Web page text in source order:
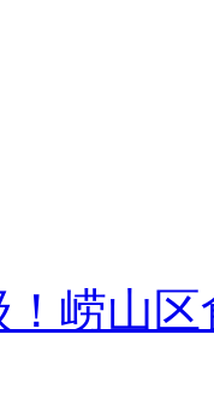
崂山